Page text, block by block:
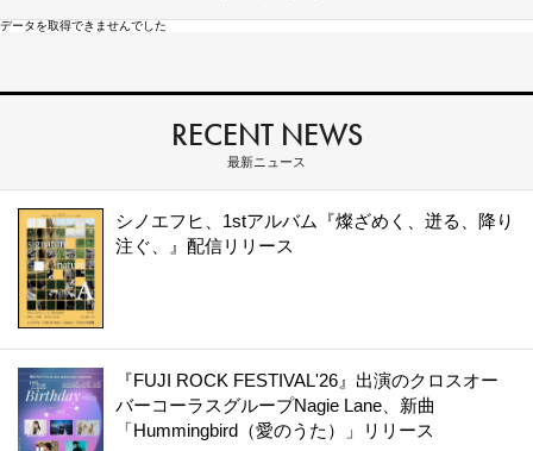
データを取得できませんでした
RECENT NEWS
最新ニュース
シノエフヒ、1stアルバム『燦ざめく、迸る、降り
注ぐ、』配信リリース
『FUJI ROCK FESTIVAL'26』出演のクロスオー
バーコーラスグループNagie Lane、新曲
「Hummingbird（愛のうた）」リリース